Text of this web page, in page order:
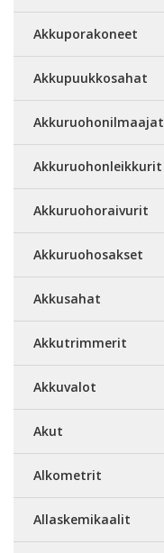
Akkuporakoneet
Akkupuukkosahat
Akkuruohonilmaajat
Akkuruohonleikkurit
Akkuruohoraivurit
Akkuruohosakset
Akkusahat
Akkutrimmerit
Akkuvalot
Akut
Alkometrit
Allaskemikaalit